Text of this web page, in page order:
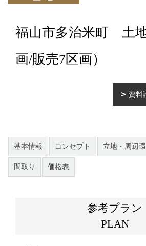
福山市多治米町 土
画/販売7区画）
資料
基本情報 コンセプト 立地・周辺
間取り 価格表
参考プラン
PLAN